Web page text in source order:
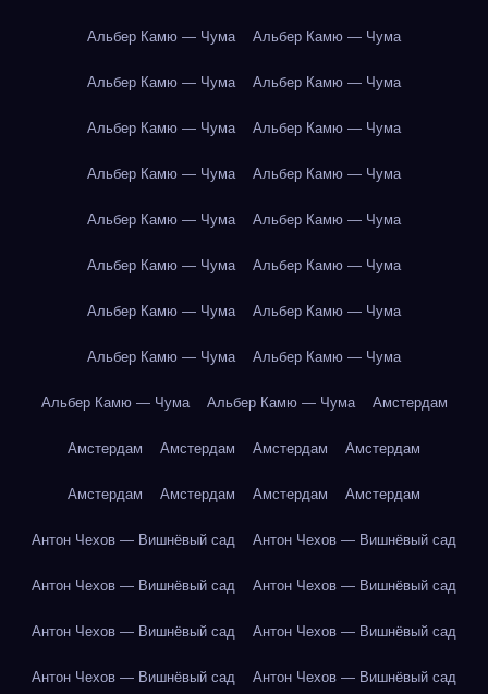
Альбер Камю — Чума Альбер Камю — Чума
Альбер Камю — Чума Альбер Камю — Чума
Альбер Камю — Чума Альбер Камю — Чума
Альбер Камю — Чума Альбер Камю — Чума
Альбер Камю — Чума Альбер Камю — Чума
Альбер Камю — Чума Альбер Камю — Чума
Альбер Камю — Чума Альбер Камю — Чума
Альбер Камю — Чума Альбер Камю — Чума
Альбер Камю — Чума Альбер Камю — Чума Амстердам
Амстердам Амстердам Амстердам Амстердам
Амстердам Амстердам Амстердам Амстердам
Антон Чехов — Вишнёвый сад Антон Чехов — Вишнёвый сад
Антон Чехов — Вишнёвый сад Антон Чехов — Вишнёвый сад
Антон Чехов — Вишнёвый сад Антон Чехов — Вишнёвый сад
Антон Чехов — Вишнёвый сад Антон Чехов — Вишнёвый сад